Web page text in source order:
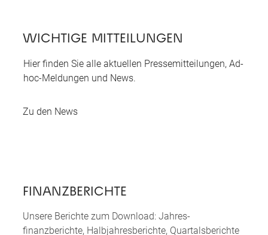
WICHTIGE MITTEILUNGEN
Hier finden Sie alle aktuellen Pressemitteilungen, Ad-
hoc-Meldungen und News.
Zu den News
FINANZBERICHTE
Unsere Berichte zum Download: Jahres­
finanzberichte, Halbjahres­berichte, Quartals­berichte